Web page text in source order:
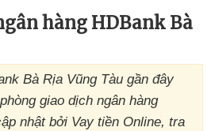
hàng HDBank Bà
Bà Rịa Vũng Tàu gần đây
giao dịch ngân hàng
nhật bởi Vay tiền Online, tra